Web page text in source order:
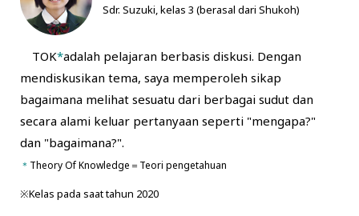
Sdr. Suzuki, kelas 3 (berasal dari Shukoh)
TOK*adalah pelajaran berbasis diskusi. Dengan
mendiskusikan tema, saya memperoleh sikap
bagaimana melihat sesuatu dari berbagai sudut dan
secara alami keluar pertanyaan seperti "mengapa?"
dan "bagaimana?".
＊ Theory Of Knowledge＝Teori pengetahuan
※Kelas pada saat tahun 2020